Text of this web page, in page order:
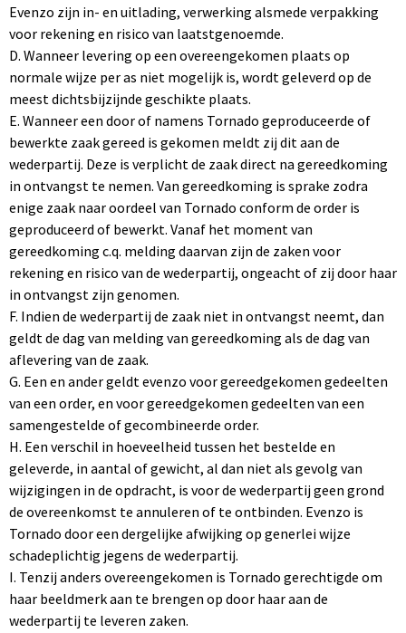
Evenzo zijn in- en uitlading, verwerking alsmede verpakking
voor rekening en risico van laatstgenoemde.
D. Wanneer levering op een overeengekomen plaats op
normale wijze per as niet mogelijk is, wordt geleverd op de
meest dichtsbijzijnde geschikte plaats.
E. Wanneer een door of namens Tornado geproduceerde of
bewerkte zaak gereed is gekomen meldt zij dit aan de
wederpartij. Deze is verplicht de zaak direct na gereedkoming
in ontvangst te nemen. Van gereedkoming is sprake zodra
enige zaak naar oordeel van Tornado conform de order is
geproduceerd of bewerkt. Vanaf het moment van
gereedkoming c.q. melding daarvan zijn de zaken voor
rekening en risico van de wederpartij, ongeacht of zij door haar
in ontvangst zijn genomen.
F. Indien de wederpartij de zaak niet in ontvangst neemt, dan
geldt de dag van melding van gereedkoming als de dag van
aflevering van de zaak.
G. Een en ander geldt evenzo voor gereedgekomen gedeelten
van een order, en voor gereedgekomen gedeelten van een
samengestelde of gecombineerde order.
H. Een verschil in hoeveelheid tussen het bestelde en
geleverde, in aantal of gewicht, al dan niet als gevolg van
wijzigingen in de opdracht, is voor de wederpartij geen grond
de overeenkomst te annuleren of te ontbinden. Evenzo is
Tornado door een dergelijke afwijking op generlei wijze
schadeplichtig jegens de wederpartij.
I. Tenzij anders overeengekomen is Tornado gerechtigde om
haar beeldmerk aan te brengen op door haar aan de
wederpartij te leveren zaken.